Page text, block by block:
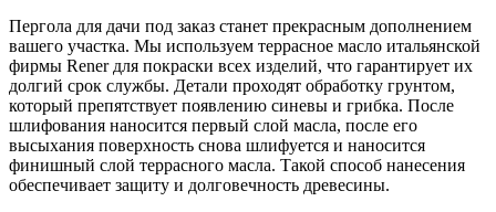
Пергола для дачи под заказ станет прекрасным дополнением
вашего участка. Мы используем террасное масло итальянской
фирмы Rener для покраски всех изделий, что гарантирует их
долгий срок службы. Детали проходят обработку грунтом,
который препятствует появлению синевы и грибка. После
шлифования наносится первый слой масла, после его
высыхания поверхность снова шлифуется и наносится
финишный слой террасного масла. Такой способ нанесения
обеспечивает защиту и долговечность древесины.